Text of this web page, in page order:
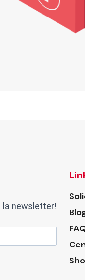
la newsletter!